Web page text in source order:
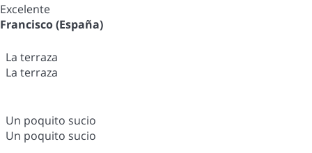
Excelente
Francisco (España)
La terraza
La terraza
Un poquito sucio
Un poquito sucio